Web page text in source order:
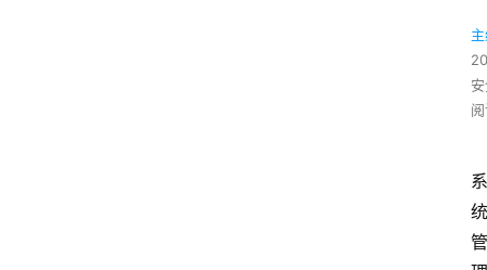
系
统
管